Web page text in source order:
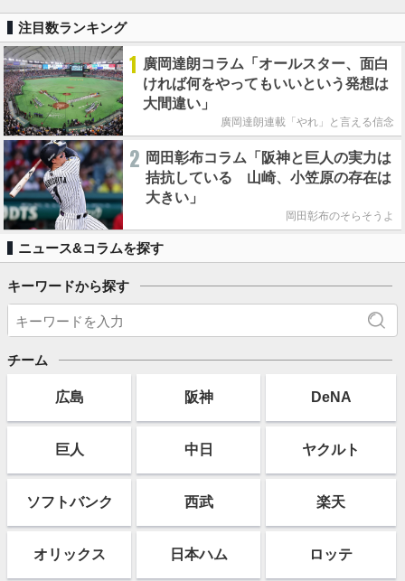
注目数ランキング
1 廣岡達朗コラム「オールスター、面白
ければ何をやってもいいという発想は
大間違い」
廣岡達朗連載「やれ」と言える信念
2 岡田彰布コラム「阪神と巨人の実力は
拮抗している 山崎、小笠原の存在は
大きい」
岡田彰布のそらそうよ
ニュース&コラムを探す
キーワードから探す
チーム
広島 阪神 DeNA
巨人 中日 ヤクルト
ソフトバンク 西武 楽天
オリックス 日本ハム ロッテ